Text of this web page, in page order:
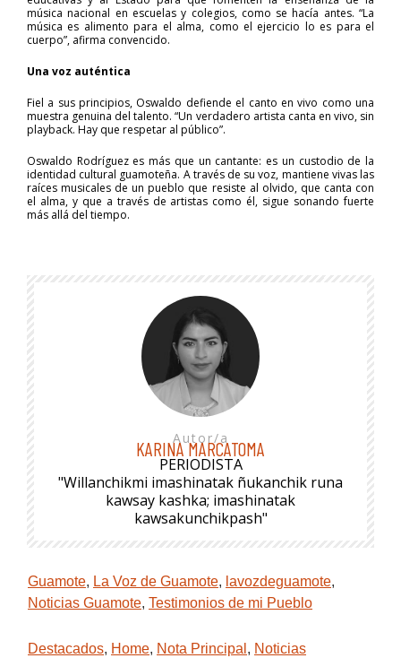
música nacional en escuelas y colegios, como se hacía antes. “La
música es alimento para el alma, como el ejercicio lo es para el
cuerpo”, afirma convencido.
Una voz auténtica
Fiel a sus principios, Oswaldo defiende el canto en vivo como una
muestra genuina del talento. “Un verdadero artista canta en vivo, sin
playback. Hay que respetar al público”.
Oswaldo Rodríguez es más que un cantante: es un custodio de la
identidad cultural guamoteña. A través de su voz, mantiene vivas las
raíces musicales de un pueblo que resiste al olvido, que canta con
el alma, y que a través de artistas como él, sigue sonando fuerte
más allá del tiempo.
Autor/a
KARINA MARCATOMA
PERIODISTA
"Willanchikmi imashinatak ñukanchik runa
kawsay kashka; imashinatak
kawsakunchikpash"
Guamote, La Voz de Guamote, lavozdeguamote,
Noticias Guamote, Testimonios de mi Pueblo
Destacados, Home, Nota Principal , Noticias